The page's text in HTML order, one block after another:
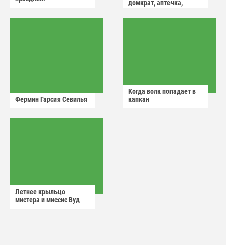
домкрат, аптечка,
Фермин Гарсия Севилья
Когда волк попадает в
капкан
Летнее крыльцо
мистера и миссис Вуд